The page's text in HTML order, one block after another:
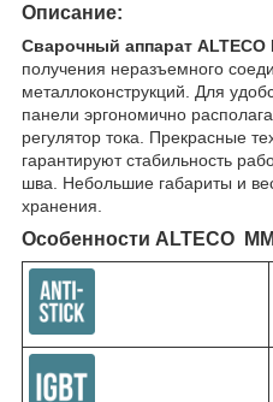
Описание:
Сварочный аппарат ALTECO
получения неразъемного
металлоконструкций. Для
панели эргономично
регулятор тока. Прекрасные
гарантируют стабильность
шва. Небольшие габариты и
хранения.
Особенности ALTECO